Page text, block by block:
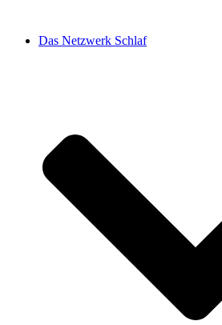
springenDas Netzwerk Schlaf